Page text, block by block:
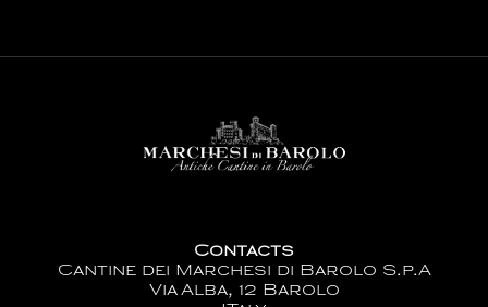
Contacts
Cantine dei Marchesi di Barolo S.p.A
Via Alba, 12 Barolo